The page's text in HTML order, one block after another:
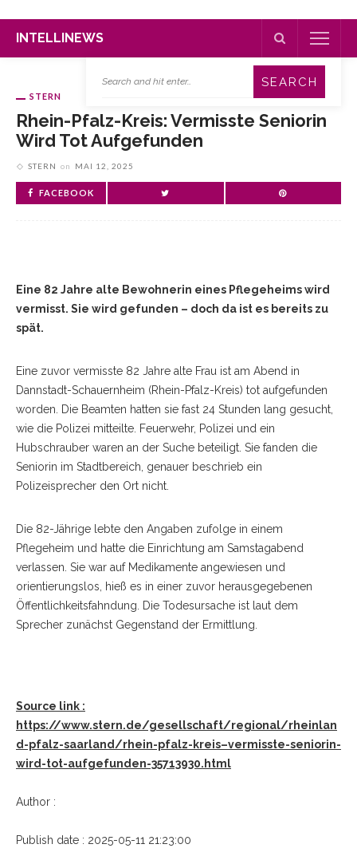
INTELLINEWS
STERN
Rhein-Pfalz-Kreis: Vermisste Seniorin
Wird Tot Aufgefunden
STERN on MAI 12, 2025
FACEBOOK
Eine 82 Jahre alte Bewohnerin eines Pflegeheims wird
vermisst. Sie wird gefunden – doch da ist es bereits zu
spät.
Eine zuvor vermisste 82 Jahre alte Frau ist am Abend in
Dannstadt-Schauernheim (Rhein-Pfalz-Kreis) tot aufgefunden
worden. Die Beamten hatten sie fast 24 Stunden lang gesucht,
wie die Polizei mitteilte. Feuerwehr, Polizei und ein
Hubschrauber waren an der Suche beteiligt. Sie fanden die
Seniorin im Stadtbereich, genauer beschrieb ein
Polizeisprecher den Ort nicht.
Die 82-Jährige lebte den Angaben zufolge in einem
Pflegeheim und hatte die Einrichtung am Samstagabend
verlassen. Sie war auf Medikamente angewiesen und
orientierungslos, hieß es in einer zuvor herausgegebenen
Öffentlichkeitsfahndung. Die Todesursache ist laut dem
Sprecher zunächst Gegenstand der Ermittlung.
Source link :
https://www.stern.de/gesellschaft/regional/rheinlan
d-pfalz-saarland/rhein-pfalz-kreis–vermisste-seniorin-
wird-tot-aufgefunden-35713930.html
Author :
Publish date : 2025-05-11 21:23:00